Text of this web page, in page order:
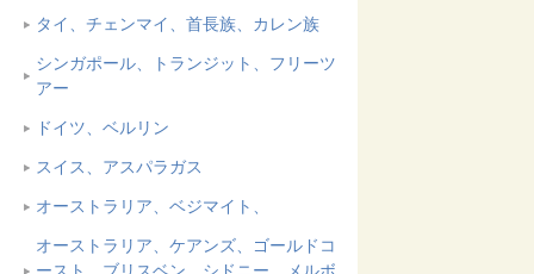
タイ、チェンマイ、首長族、カレン族
シンガポール、トランジット、フリーツ
アー
ドイツ、ベルリン
スイス、アスパラガス
オーストラリア、ベジマイト、
オーストラリア、ケアンズ、ゴールドコ